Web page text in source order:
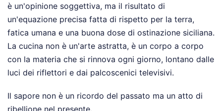
è un'opinione soggettiva, ma il risultato di
un'equazione precisa fatta di rispetto per la terra,
fatica umana e una buona dose di ostinazione siciliana.
La cucina non è un'arte astratta, è un corpo a corpo
con la materia che si rinnova ogni giorno, lontano dalle
luci dei riflettori e dai palcoscenici televisivi.
Il sapore non è un ricordo del passato ma un atto di
ribellione nel presente.